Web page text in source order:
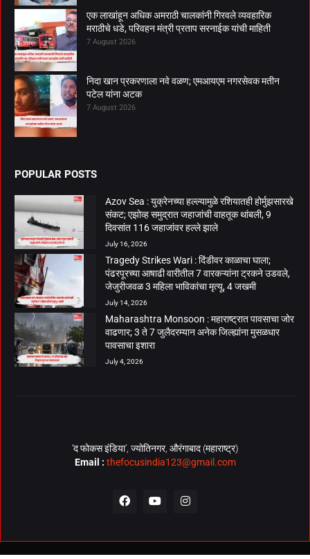
एक लाखांहून अधिक अमराठी चालकांनी गिरवले व्यवहारिक
मराठीचे धडे, परिवहन मंत्री प्रताप सरनाईक यांची माहिती
7 August 2026
निदा खान प्रकरणाला नवे वळण; एमआयएम नगरसेवक मतीन
पटेल यांना अटक
7 August 2026
POPULAR POSTS
Azov Sea : युक्रेनच्या हल्ल्यामुळे रशियातही होर्मुझसारखे
संकट; एझोव्ह समुद्रात जहाजांची वाहतूक थांबली, 9
दिवसांत 116 जहाजांवर हल्ले झाले
July 16, 2026
Tragedy Strikes Wari : दिंडीवर काळाचा घाला;
पंढरपूरच्या आषाढी वारीतील 7 वारकऱ्यांना ट्रकने उडवले,
जेजुरीजवळ 3 महिला भाविकांचा मृत्यू, 4 जखमी
July 14, 2026
Maharashtra Monsoon : महाराष्ट्रात पावसाचा जोर
वाढणार; 3 ते 7 जुलैदरम्यान अनेक जिल्ह्यांना मुसळधार
पावसाचा इशारा
July 4, 2026
‘द फोकस इंडिया’, ज्योतिनगर, औरंगाबाद (महाराष्ट्र)
Email : thefocusindia123@gmail.com